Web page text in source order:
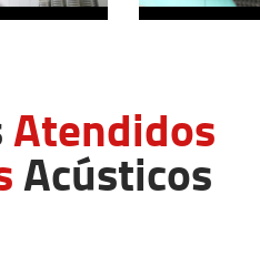
Atendidos
Acústicos